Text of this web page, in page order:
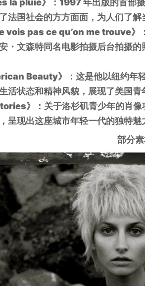
法国社会的方方面面，为人们了解
vois pas ce qu’on me trouve》
・文森特同名电影拍摄后台拍摄
Beauty》：这是他以纽约年
活状态和精神风貌，展现了美国青
》：关于洛杉矶青少年的肖像
呈现出这座城市年轻一代的独特魅
部分